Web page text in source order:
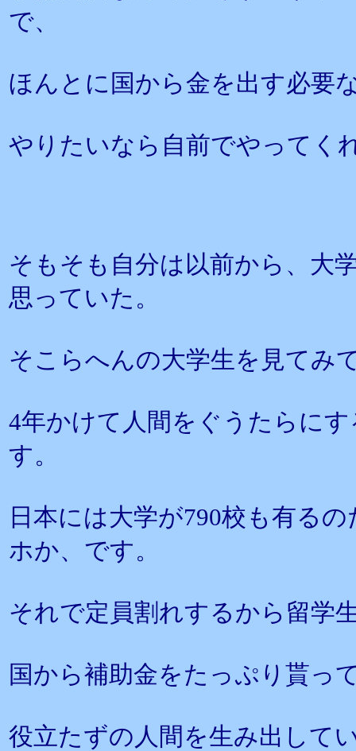
で、
ほんとに国から金を出す必要
やりたいなら自前でやってく
そもそも自分は以前から、大
思っていた。
そこらへんの大学生を見てみ
4年かけて人間をぐうたらに
す。
日本には大学が790校も有る
ホか、です。
それで定員割れするから留学
国から補助金をたっぷり貰っ
役立たずの人間を生み出して